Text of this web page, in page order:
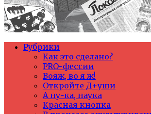
Рубрики
Как это сделано?
PRO-фессии
Вояж, во я ж!
Откройте Д+уши
А ну-ка, наука
Красная кнопка